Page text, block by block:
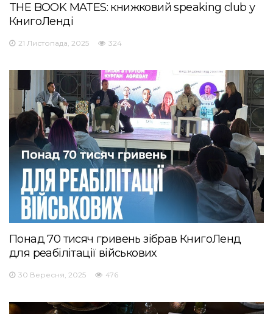
THE BOOK MATES: книжковий speaking club у
КнигоЛенді
21 Листопада, 2025 324
Понад 70 тисяч гривень зібрав КнигоЛенд
для реабілітації військових
30 Вересня, 2025 476